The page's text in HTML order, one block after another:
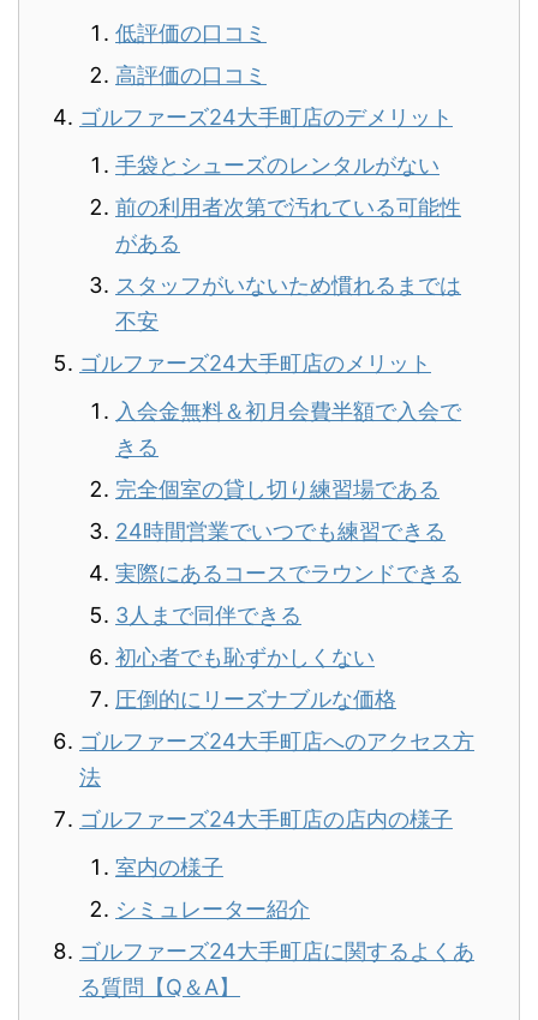
低評価の口コミ
高評価の口コミ
ゴルファーズ24大手町店のデメリット
手袋とシューズのレンタルがない
前の利用者次第で汚れている可能性
がある
スタッフがいないため慣れるまでは
不安
ゴルファーズ24大手町店のメリット
入会金無料＆初月会費半額で入会で
きる
完全個室の貸し切り練習場である
24時間営業でいつでも練習できる
実際にあるコースでラウンドできる
3人まで同伴できる
初心者でも恥ずかしくない
圧倒的にリーズナブルな価格
ゴルファーズ24大手町店へのアクセス方
法
ゴルファーズ24大手町店の店内の様子
室内の様子
シミュレーター紹介
ゴルファーズ24大手町店に関するよくあ
る質問【Q＆A】